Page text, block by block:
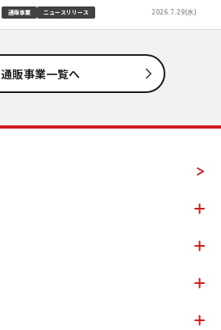
通販事業 ニュースリリース 2026.7.29(水)
通販事業一覧へ